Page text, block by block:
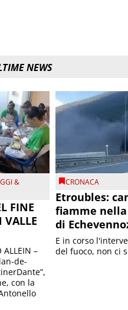
NEWS
&
FINE
VALLE
ALLEIN –
de-
con la
CRONACA
Etroubles:
fiamme
di
E in corso
del fuoco, non ci